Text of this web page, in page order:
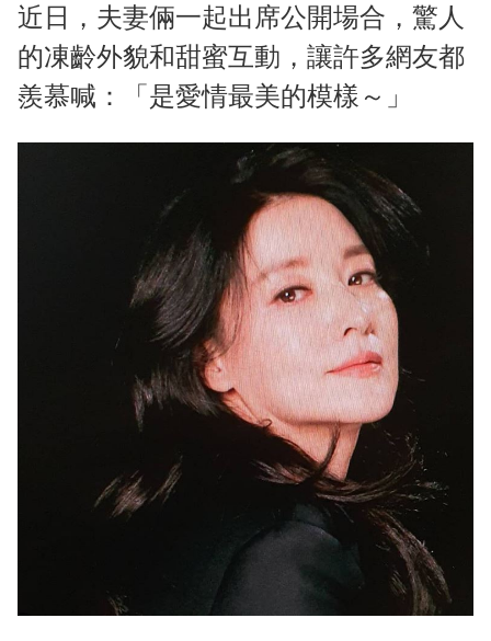
近日，夫妻倆一起出席公開場合，驚人
的凍齡外貌和甜蜜互動，讓許多網友都
羨慕喊：「是愛情最美的模樣～」